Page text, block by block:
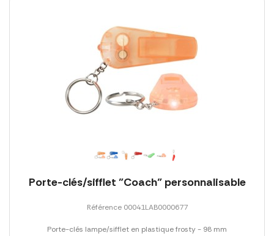
Porte-clés/sifflet "Coach" personnalisable
Référence 00041LAB0000677
Porte-clés lampe/sifflet en plastique frosty - 98 mm